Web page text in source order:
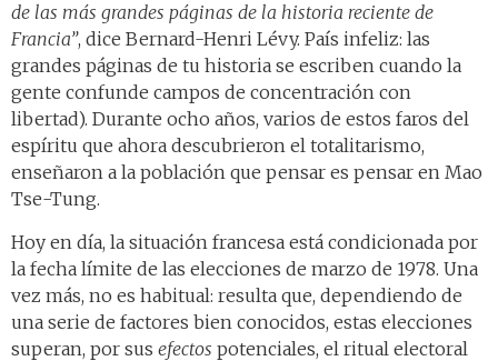
de las más grandes páginas de la historia reciente de
Francia”, dice Bernard-Henri Lévy. País infeliz: las
grandes páginas de tu historia se escriben cuando la
gente confunde campos de concentración con
libertad). Durante ocho años, varios de estos faros del
espíritu que ahora descubrieron el totalitarismo,
enseñaron a la población que pensar es pensar en Mao
Tse-Tung.
Hoy en día, la situación francesa está condicionada por
la fecha límite de las elecciones de marzo de 1978. Una
vez más, no es habitual: resulta que, dependiendo de
una serie de factores bien conocidos, estas elecciones
superan, por sus efectos potenciales, el ritual electoral